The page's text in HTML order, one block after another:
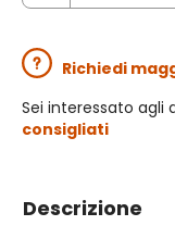
Richiedi
Sei interessato agli
consigliati
Descrizione